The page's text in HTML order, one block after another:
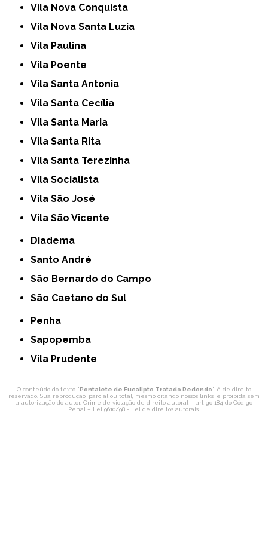
Vila Nova Conquista
Vila Nova Santa Luzia
Vila Paulina
Vila Poente
Vila Santa Antonia
Vila Santa Cecília
Vila Santa Maria
Vila Santa Rita
Vila Santa Terezinha
Vila Socialista
Vila São José
Vila São Vicente
Diadema
Santo André
São Bernardo do Campo
São Caetano do Sul
Penha
Sapopemba
Vila Prudente
O conteúdo do texto "Pontalete de Eucalipto Tratado Redondo" é de direito
reservado. Sua reprodução, parcial ou total, mesmo citando nossos links, é proibida sem
a autorização do autor. Crime de violação de direito autoral – artigo 184 do Código
Penal – Lei 9610/98 - Lei de direitos autorais